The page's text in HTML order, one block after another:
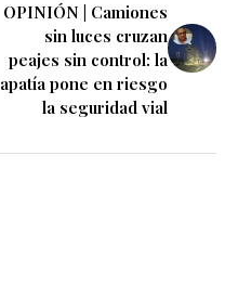
OPINIÓN | Camiones
sin luces cruzan
peajes sin control: la
apatía pone en riesgo
la seguridad vial